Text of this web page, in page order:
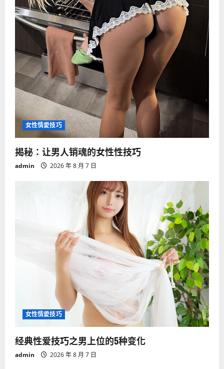
女性情愛技巧
揭秘：让男人销魂的女性性技巧
admin 2026 年 8 月 7 日
女性情愛技巧
经典性爱技巧之男上位的5种变化
admin 2026 年 8 月 7 日